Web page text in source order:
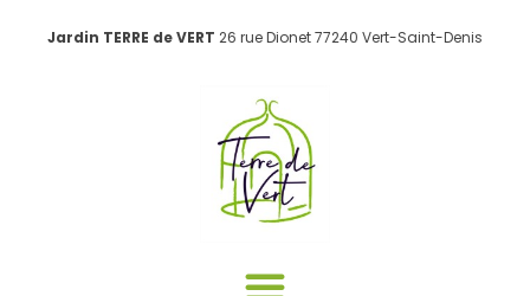
Jardin TERRE de VERT 26 rue Dionet 77240 Vert-Saint-Denis